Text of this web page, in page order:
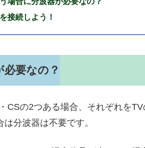
接続しよう！
要なの？
CSの2つある場合、それぞれを
分波器は不要です。